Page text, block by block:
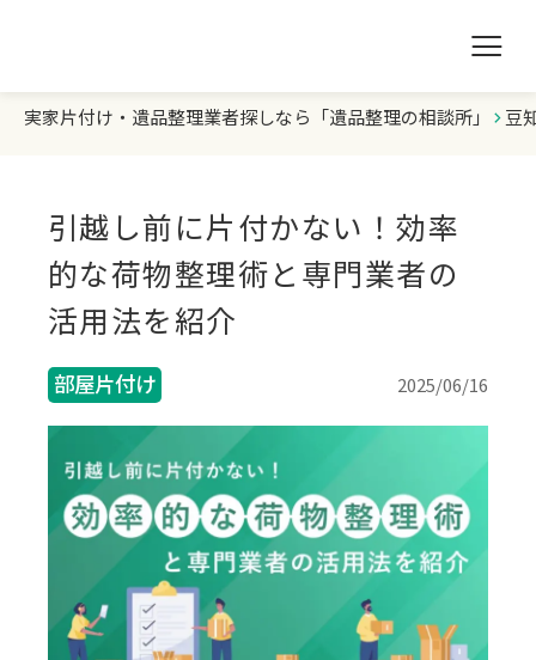
0120-20-1349
受付 8:30～17:30
遺品整理の相談所TOP
ランキング
初めての方へ
豆知識
お急ぎの方はこちら
実家片付け・遺品整理業者探しなら「遺品整理の相談所」 豆
引越し前に片付かない！効率
的な荷物整理術と専門業者の
活用法を紹介
部屋片付け 2025/06/16